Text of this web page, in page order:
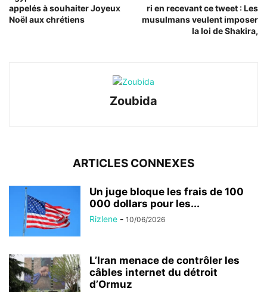
appelés à souhaiter Joyeux
Noël aux chrétiens
ri en recevant ce tweet : Les
musulmans veulent imposer
la loi de Shakira,
Zoubida
ARTICLES CONNEXES
Un juge bloque les frais de 100
000 dollars pour les...
Rizlene - 10/06/2026
L’Iran menace de contrôler les
câbles internet du détroit
d’Ormuz